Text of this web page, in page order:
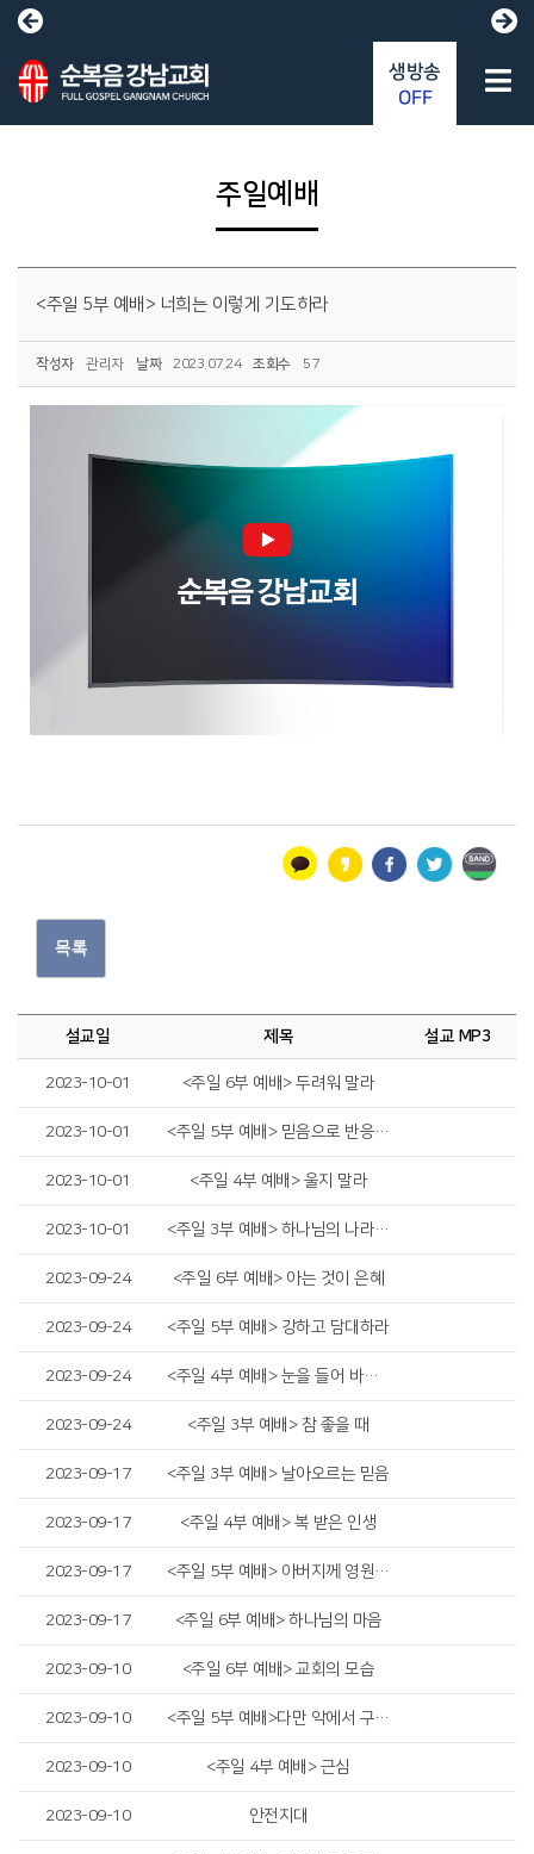
주일예배
<주일 5부 예배> 너희는 이렇게 기도하라
작성자 관리자 날짜 2023.07.24 조회수 57
목록
설교일 제목 설교 MP3
2023-10-01 <주일 6부 예배> 두려워 말라
2023-10-01 <주일 5부 예배> 믿음으로 반응하라
2023-10-01 <주일 4부 예배> 울지 말라
2023-10-01 <주일 3부 예배> 하나님의 나라는 어디에 있는가
2023-09-24 <주일 6부 예배> 아는 것이 은혜
2023-09-24 <주일 5부 예배> 강하고 담대하라
2023-09-24 <주일 4부 예배> 눈을 들어 바라보라
2023-09-24 <주일 3부 예배> 참 좋을 때
2023-09-17 <주일 3부 예배> 날아오르는 믿음
2023-09-17 <주일 4부 예배> 복 받은 인생
2023-09-17 <주일 5부 예배> 아버지께 영원히 있사옵나이다
2023-09-17 <주일 6부 예배> 하나님의 마음
2023-09-10 <주일 6부 예배> 교회의 모습
2023-09-10 <주일 5부 예배>다만 악에서 구하시옵소서
2023-09-10 <주일 4부 예배> 근심
2023-09-10 안전지대
생방송
OFF